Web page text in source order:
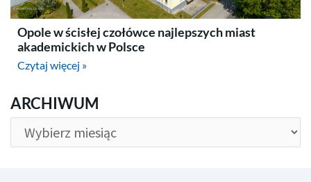
Opole w ścisłej czołówce najlepszych miast
akademickich w Polsce
Czytaj więcej »
ARCHIWUM
ARCHIWUM